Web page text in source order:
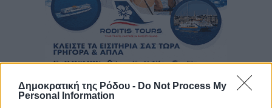
Δημοκρατική της Ρόδου - Do Not Process My
Personal Information